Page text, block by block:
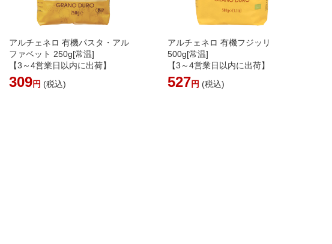
アルチェネロ 有機パスタ・アル
ファベット 250g[常温]
【3～4営業日以内に出荷】
309円 (税込)
アルチェネロ 有機フジッリ
500g[常温]
【3～4営業日以内に出荷】
527円 (税込)